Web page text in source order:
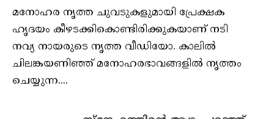
മനോഹര നൃത്ത ചുവടുകളുമായി പ്രേക്ഷക
ഹൃദയം കീഴടക്കികൊണ്ടിരിക്കുകയാണ് നടി
നവ്യ നായരുടെ നൃത്ത വീഡിയോ. കാലില്‍
ചിലങ്കയണിഞ്ഞ് മനോഹരഭാവങ്ങളില്‍ നൃത്തം
ചെയ്യുന്ന....